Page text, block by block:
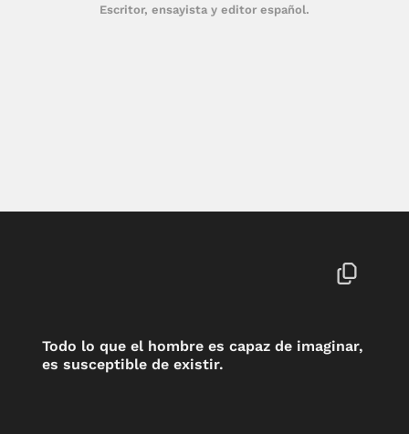
Escritor, ensayista y editor español.
Todo lo que el hombre es capaz de imaginar,
es susceptible de existir.